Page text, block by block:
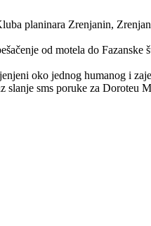
planinara Zrenjanin,
od motela do Fazanske
oko jednog humanog i
slanje sms poruke za Doroteu